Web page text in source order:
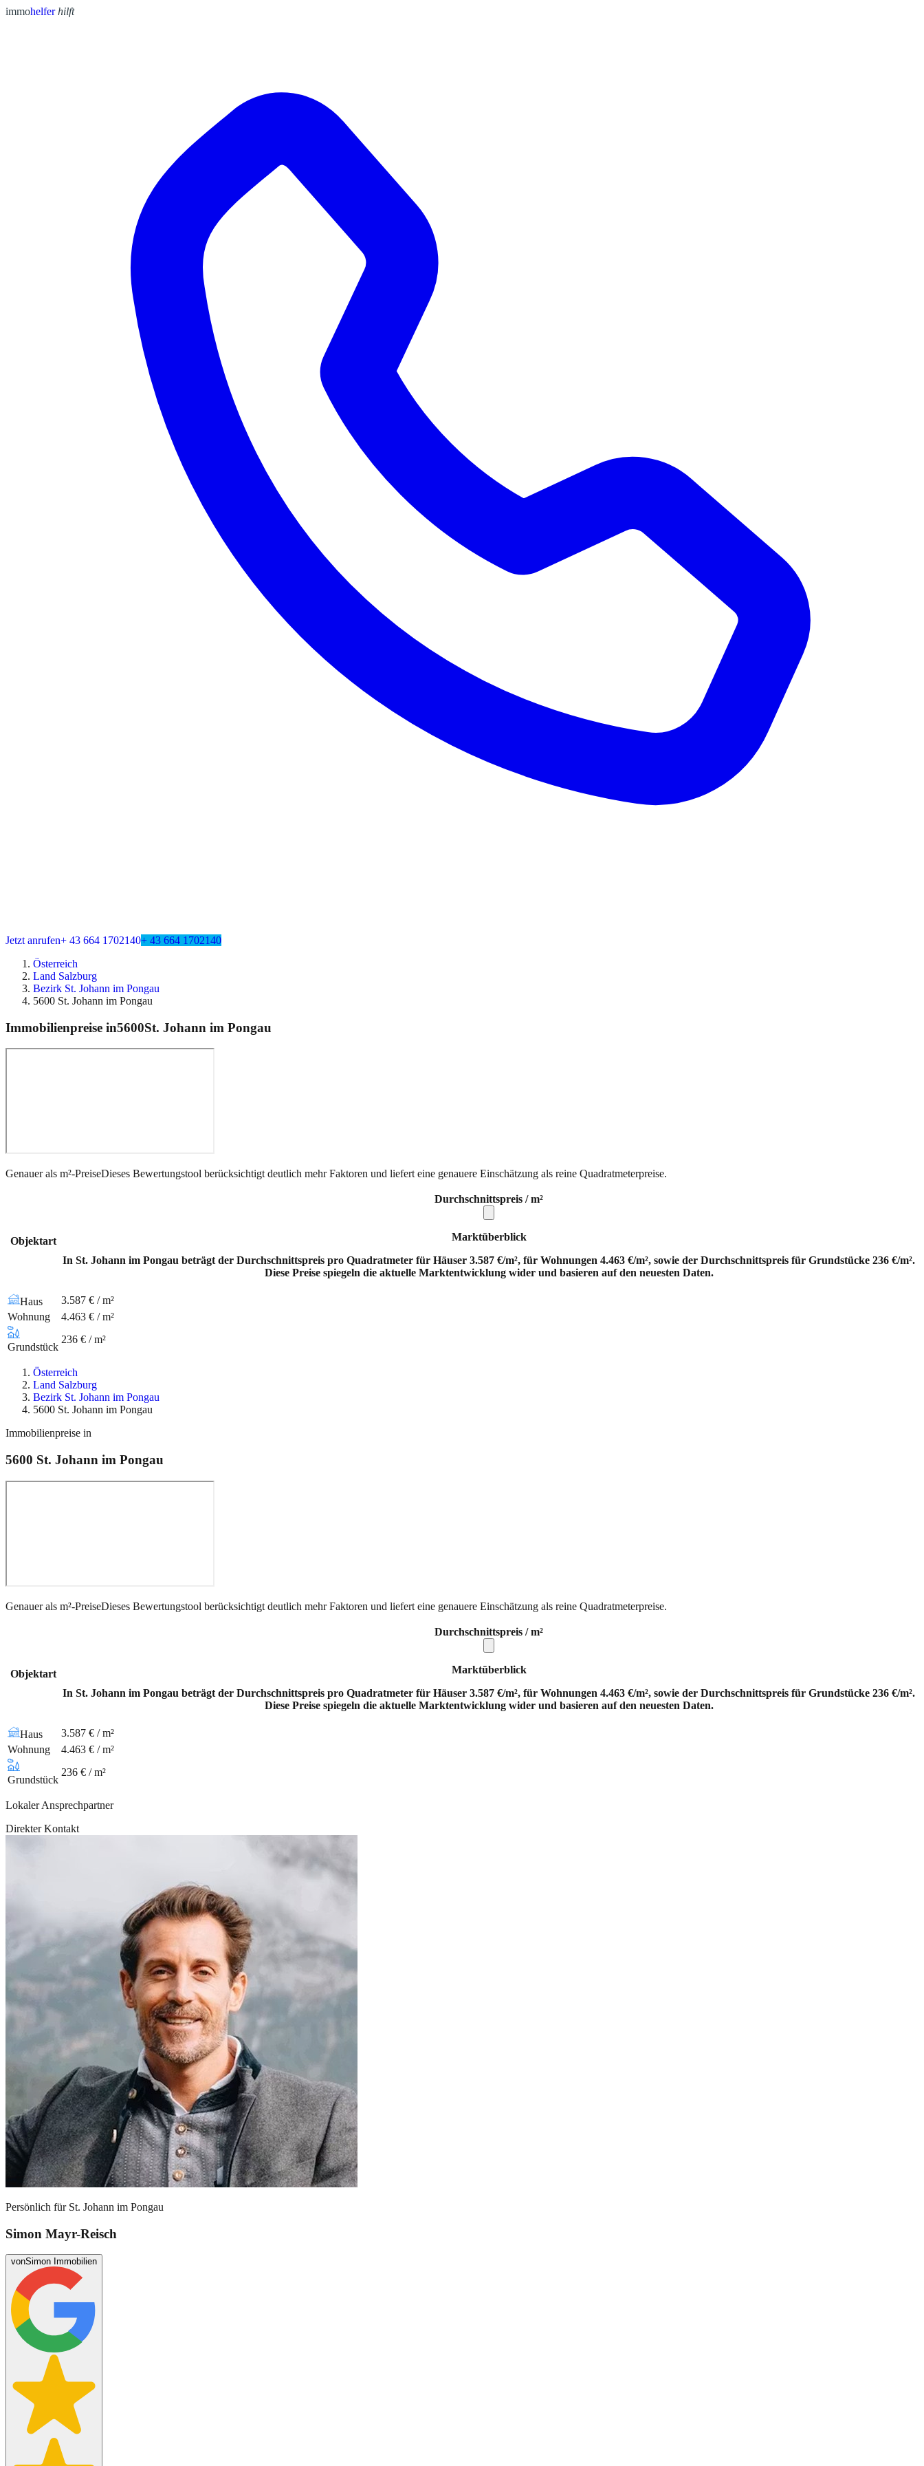
immohelfer hilft
Jetzt anrufen+ 43 664 1702140+ 43 664 1702140
Österreich
Land Salzburg
Bezirk St. Johann im Pongau
5600 St. Johann im Pongau
Immobilienpreise in5600St. Johann im Pongau
Genauer als m²-PreiseDieses Bewertungstool berücksichtigt deutlich mehr Faktoren und liefert eine genauere Einschätzung als reine Quadratmeterpreise.
Objektart
Durchschnittspreis / m²
Marktüberblick
In St. Johann im Pongau beträgt der Durchschnittspreis pro Quadratmeter für Häuser 3.587 €/m², für Wohnungen 4.463 €/m², sowie der Durchschnittspreis für Grundstücke 236 €/m².
Diese Preise spiegeln die aktuelle Marktentwicklung wider und basieren auf den neuesten Daten.
Haus
3.587 € / m²
Wohnung
4.463 € / m²
Grundstück
236 € / m²
Österreich
Land Salzburg
Bezirk St. Johann im Pongau
5600 St. Johann im Pongau
Immobilienpreise in
5600 St. Johann im Pongau
Genauer als m²-PreiseDieses Bewertungstool berücksichtigt deutlich mehr Faktoren und liefert eine genauere Einschätzung als reine Quadratmeterpreise.
Objektart
Durchschnittspreis / m²
Marktüberblick
In St. Johann im Pongau beträgt der Durchschnittspreis pro Quadratmeter für Häuser 3.587 €/m², für Wohnungen 4.463 €/m², sowie der Durchschnittspreis für Grundstücke 236 €/m².
Diese Preise spiegeln die aktuelle Marktentwicklung wider und basieren auf den neuesten Daten.
Haus
3.587 € / m²
Wohnung
4.463 € / m²
Grundstück
236 € / m²
Lokaler Ansprechpartner
Direkter Kontakt
Persönlich für St. Johann im Pongau
Simon Mayr-Reisch
vonSimon Immobilien